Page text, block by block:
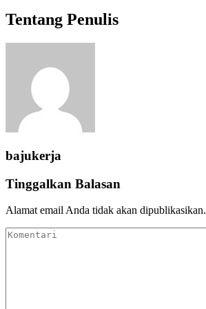
Tentang Penulis
bajukerja
Tinggalkan Balasan
Alamat email Anda tidak akan dipublikasikan.
Komentari